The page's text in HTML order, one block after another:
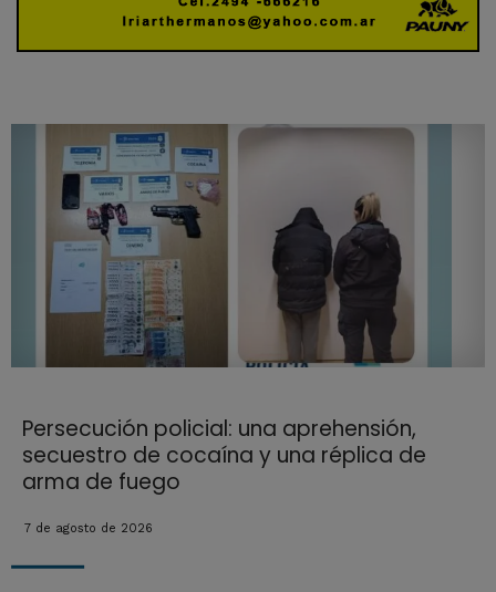
Persecución policial: una aprehensión,
secuestro de cocaína y una réplica de
arma de fuego
7 de agosto de 2026